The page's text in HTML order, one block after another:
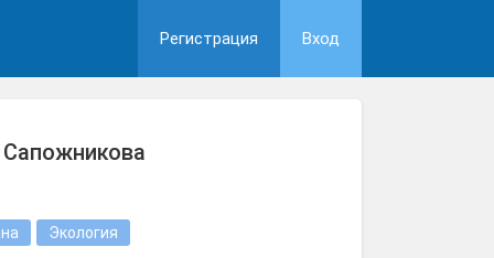
Регистрация Вход
Экология